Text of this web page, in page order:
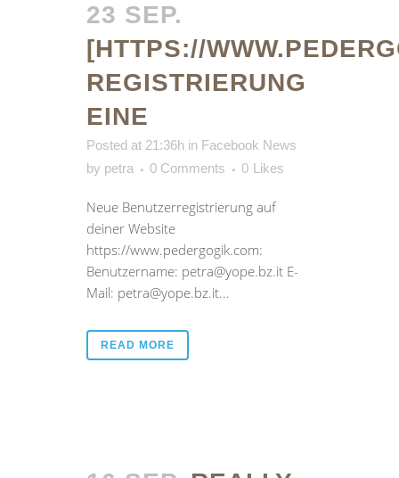
23 SEP.
[HTTPS://
REGISTRIERUNG
EINE
Posted at 21:36h in Facebook News
by petra 0 Comments 0 Likes
Neue Benutzerregistrierung auf
deiner Website
https://www.pedergogik.com:
Benutzername: petra@yope.bz.it E-
Mail: petra@yope.bz.it...
READ MORE